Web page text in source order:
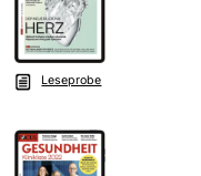
Leseprobe